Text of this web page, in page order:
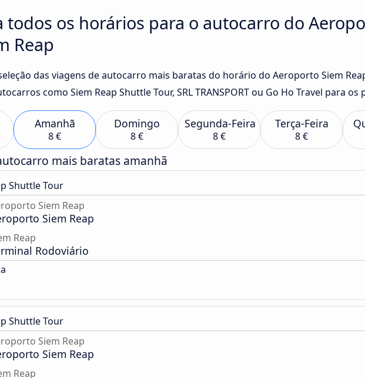
todos os horários para o autocarro do
Reap
das viagens de autocarro mais baratas do horário do Aeroporto Siem
como Siem Reap Shuttle Tour, SRL TRANSPORT ou Go Ho Travel para os
Amanhã
8 €
Domingo
8 €
Segunda-Feira
8 €
Terça-Feira
8 €
mais baratas amanhã
Shuttle Tour
Siem Reap
Siem Reap
Reap
Rodoviário
Shuttle Tour
Siem Reap
Siem Reap
Reap